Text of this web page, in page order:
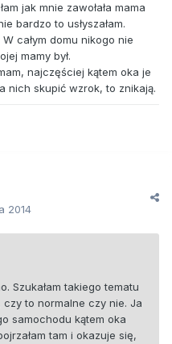
jak mnie zawołała mama
bardzo to usłyszałam.
całym domu nikogo nie
mamy był.
najczęściej kątem oka je
nich skupić wzrok, to znikają.
2014
Szukałam takiego tematu
czy to normalne czy nie. Ja
samochodu kątem oka
tam i okazuje się,